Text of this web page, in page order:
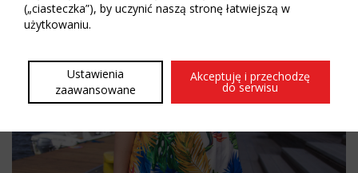
(„ciasteczka”), by uczynić naszą stronę łatwiejszą w
użytkowaniu.
Ustawienia
zaawansowane
Akceptuję i przechodzę
do serwisu